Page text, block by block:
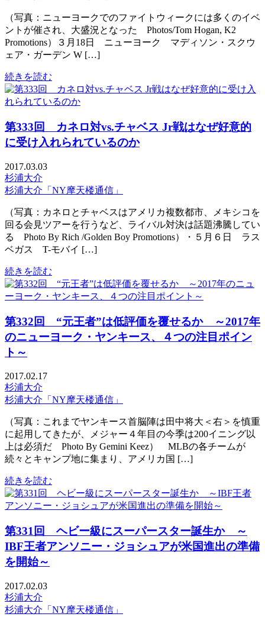
（写真：ニューヨークでのファイトウィークには多くのイベ
ントが催され、大盛況となった Photos/Tom Hogan, K2
Promotions）３月18日 ニューヨーク マディソン・スクウ
ェア・ガーデン W […]
続きを読む
第333回 カネロ対vs.チャベス Jr戦はなぜ好意的
に受け入れられているのか
2017.03.03
杉浦大介
杉浦大介「NY摩天楼通信」
（写真：カネロとチャベスはアメリカ複数都市、メキシコを
回る会見ツアーを行うなど、ライバル対決は話題沸騰してい
る Photo By Rich /Golden Boy Promotions）・５月６日 ラス
ベガス T-モバイ […]
続きを読む
第332回 “元王者”は低評価を覆せるか ～2017年
のニューヨーク・ヤンキース、４つの注目ポイン
ト～
2017.02.17
杉浦大介
杉浦大介「NY摩天楼通信」
（写真：これまでヤンキース首脳陣は田中将大＜右＞を慎重
に起用してきたが、メジャー４年目の今季は200イニング以
上は必須だ Photo By Gemini Keez） MLBの各チームが
続々とキャンプ地に集まり、アメリカ国 […]
続きを読む
第331回 ヘビー級にスーパースター誕生か ～
IBF王者アンソニー・ジョシュアが米国進出の準備
を開始～
2017.02.03
杉浦大介
杉浦大介「NY摩天楼通信」